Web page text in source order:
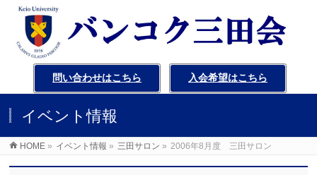
問い合わせはこちら 入会希望はこちら
イベント情報
HOME » イベント情報 » 三田サロン » 2006年8月度 三田サロン